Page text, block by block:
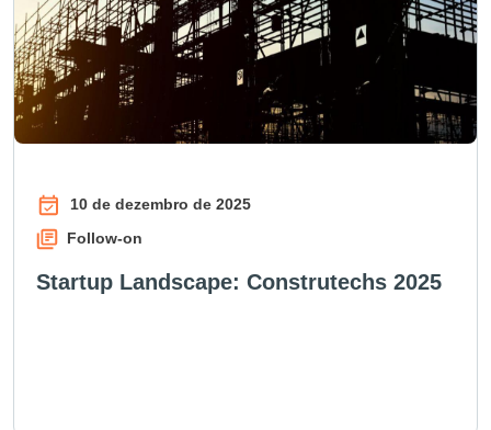
10 de dezembro de 2025
Follow-on
Startup Landscape: Construtechs 2025